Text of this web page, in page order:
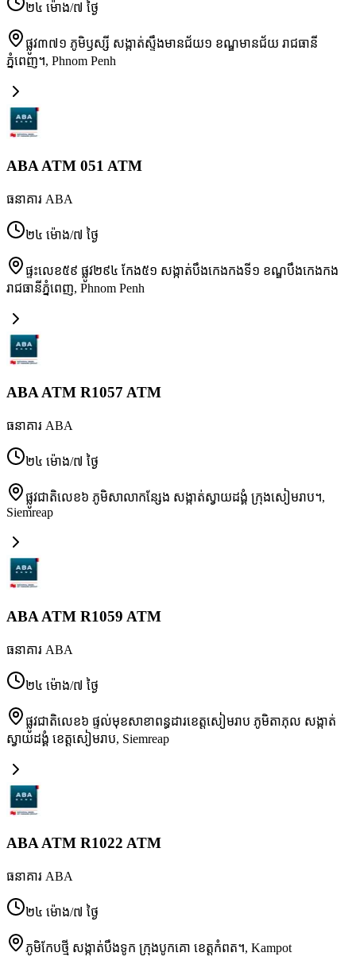
២៤ ម៉ោង/៧ ថ្ងៃ
ផ្លូវ៣៧១ ភូមិឫស្សី សង្កាត់ស្ទឹងមានជ័យ១ ខណ្ឌមានជ័យ រាជធានី
ភ្នំពេញ។, Phnom Penh
ABA ATM 051 ATM
ធនាគារ ABA
២៤ ម៉ោង/៧ ថ្ងៃ
ផ្ទះលេខ៥៩ ផ្លូវ២៩៤ កែង៥១ សង្កាត់បឹងកេងកងទី១ ខណ្ឌបឹងកេងកង
រាជធានីភ្នំពេញ, Phnom Penh
ABA ATM R1057 ATM
ធនាគារ ABA
២៤ ម៉ោង/៧ ថ្ងៃ
ផ្លូវជាតិលេខ៦ ភូមិសាលាកន្សែង សង្កាត់ស្វាយដង្គំ ក្រុងសៀមរាប។,
Siemreap
ABA ATM R1059 ATM
ធនាគារ ABA
២៤ ម៉ោង/៧ ថ្ងៃ
ផ្លូវជាតិលេខ៦ ផ្ទល់មុខសាខាពន្ធដារខេត្តសៀមរាប ភូមិតាភុល សង្កាត់
ស្វាយដង្គំ ខេត្តសៀមរាប, Siemreap
ABA ATM R1022 ATM
ធនាគារ ABA
២៤ ម៉ោង/៧ ថ្ងៃ
ភូមិកែបថ្មី សង្កាត់បឹងទូក ក្រុងបូកគោ ខេត្តកំពត។, Kampot